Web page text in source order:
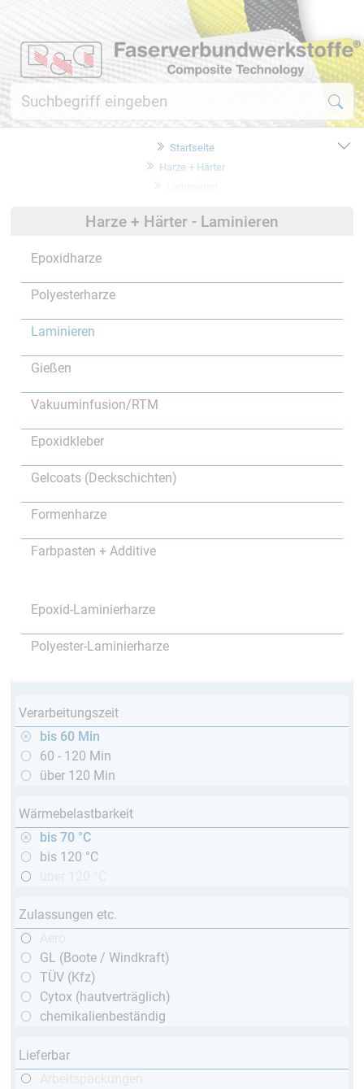
Startseite
Harze + Härter
Harze + Härter - Laminieren
Epoxidharze
Polyesterharze
Laminieren
Gießen
Vakuuminfusion/RTM
Epoxidkleber
Gelcoats (Deckschichten)
Formenharze
Farbpasten + Additive
Epoxid-Laminierharze
Polyester-Laminierharze
Verarbeitungszeit
bis 60 Min
60 - 120 Min
über 120 Min
Wärmebelastbarkeit
bis 70 °C
bis 120 °C
Zulassungen etc.
GL (Boote / Windkraft)
TÜV (Kfz)
Cytox (hautverträglich)
chemikalienbeständig
Lieferbar